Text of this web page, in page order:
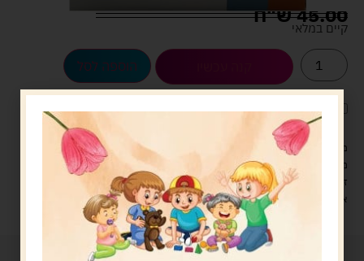
45.00ש"ח
קיים במלאי
הוספה לסל
לארוז את המוצר באריזת מתנה5.00 ש"ח ?
מעל 329 ש"ח, משלוח עם שליח עד הבית חינם! – 0 ₪
משלוח עם שליח עד הבית: 29 ש"ח
זמן אספקה: עד 4 ימי עסקים.
איסוף עצמי: מ"ביתר טויס" רחוב בניין דוד 18, ביתר עילית.